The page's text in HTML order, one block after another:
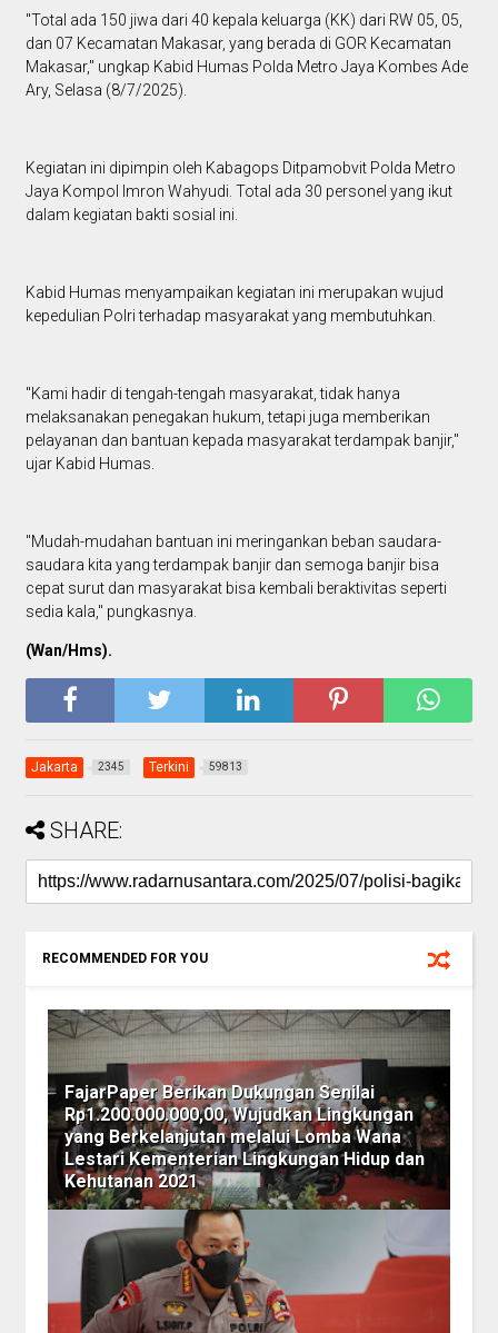
"Total ada 150 jiwa dari 40 kepala keluarga (KK) dari RW 05, 05,
dan 07 Kecamatan Makasar, yang berada di GOR Kecamatan
Makasar," ungkap Kabid Humas Polda Metro Jaya Kombes Ade
Ary, Selasa (8/7/2025).
Kegiatan ini dipimpin oleh Kabagops Ditpamobvit Polda Metro
Jaya Kompol Imron Wahyudi. Total ada 30 personel yang ikut
dalam kegiatan bakti sosial ini.
Kabid Humas menyampaikan kegiatan ini merupakan wujud
kepedulian Polri terhadap masyarakat yang membutuhkan.
"Kami hadir di tengah-tengah masyarakat, tidak hanya
melaksanakan penegakan hukum, tetapi juga memberikan
pelayanan dan bantuan kepada masyarakat terdampak banjir,"
ujar Kabid Humas.
"Mudah-mudahan bantuan ini meringankan beban saudara-
saudara kita yang terdampak banjir dan semoga banjir bisa
cepat surut dan masyarakat bisa kembali beraktivitas seperti
sedia kala," pungkasnya.
(Wan/Hms).
Jakarta 2345 Terkini 59813
SHARE:
RECOMMENDED FOR YOU
FajarPaper Berikan Dukungan Senilai
Rp1.200.000.000,00, Wujudkan Lingkungan
yang Berkelanjutan melalui Lomba Wana
Lestari Kementerian Lingkungan Hidup dan
Kehutanan 2021